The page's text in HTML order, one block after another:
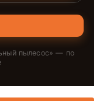
пылесос» — по